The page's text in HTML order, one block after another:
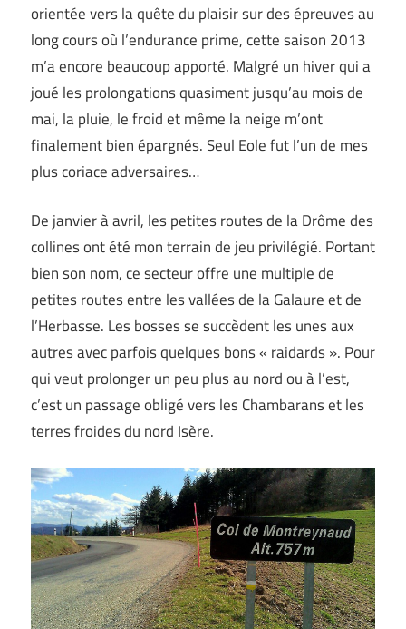
orientée vers la quête du plaisir sur des épreuves au
long cours où l’endurance prime, cette saison 2013
m’a encore beaucoup apporté. Malgré un hiver qui a
joué les prolongations quasiment jusqu’au mois de
mai, la pluie, le froid et même la neige m’ont
finalement bien épargnés. Seul Eole fut l’un de mes
plus coriace adversaires…
De janvier à avril, les petites routes de la Drôme des
collines ont été mon terrain de jeu privilégié. Portant
bien son nom, ce secteur offre une multiple de
petites routes entre les vallées de la Galaure et de
l’Herbasse. Les bosses se succèdent les unes aux
autres avec parfois quelques bons « raidards ». Pour
qui veut prolonger un peu plus au nord ou à l’est,
c’est un passage obligé vers les Chambarans et les
terres froides du nord Isère.